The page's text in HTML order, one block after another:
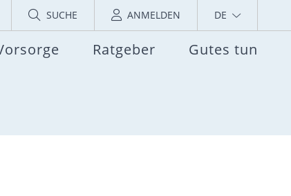
SUCHE ANMELDEN DE
Ratgeber Gutes tun